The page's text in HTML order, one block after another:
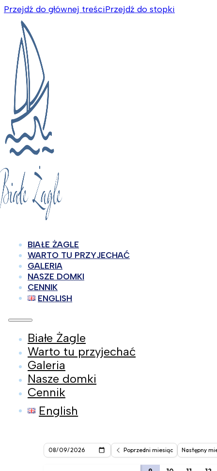
Przejdź do głównej treściPrzejdź do stopki
BIAŁE ŻAGLE
WARTO TU PRZYJECHAĆ
GALERIA
NASZE DOMKI
CENNIK
ENGLISH
Białe Żagle
Warto tu przyjechać
Galeria
Nasze domki
Cennik
English